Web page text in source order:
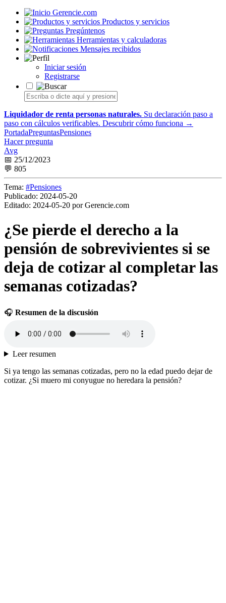
Gerencie.com
Productos y servicios
Pregúntenos
Herramientas y calculadoras
Mensajes recibidos
Iniciar sesión
Registrarse
Liquidador de renta personas naturales. Su declaración paso a
paso con cálculos verificables. Descubrir cómo funciona →
PortadaPreguntasPensiones
Hacer pregunta
Avg
📅 25/12/2023
💬 805
Tema: #Pensiones
Publicado: 2024-05-20
Editado: 2024-05-20 por Gerencie.com
¿Se pierde el derecho a la
pensión de sobrevivientes si se
deja de cotizar al completar las
semanas cotizadas?
🎧 Resumen de la discusión
Leer resumen
Si ya tengo las semanas cotizadas, pero no la edad puedo dejar de
cotizar. ¿Si muero mi conyugue no heredara la pensión?